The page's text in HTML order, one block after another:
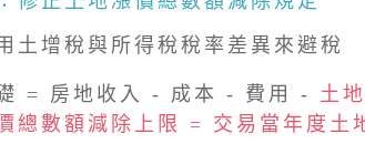
土增稅與所得稅稅率差異來避稅
= 房地收入 - 成本 - 費用 - 土
總數額減除上限 = 交易當年度土